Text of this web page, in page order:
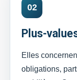
02
Plus-
Elles
obligations,